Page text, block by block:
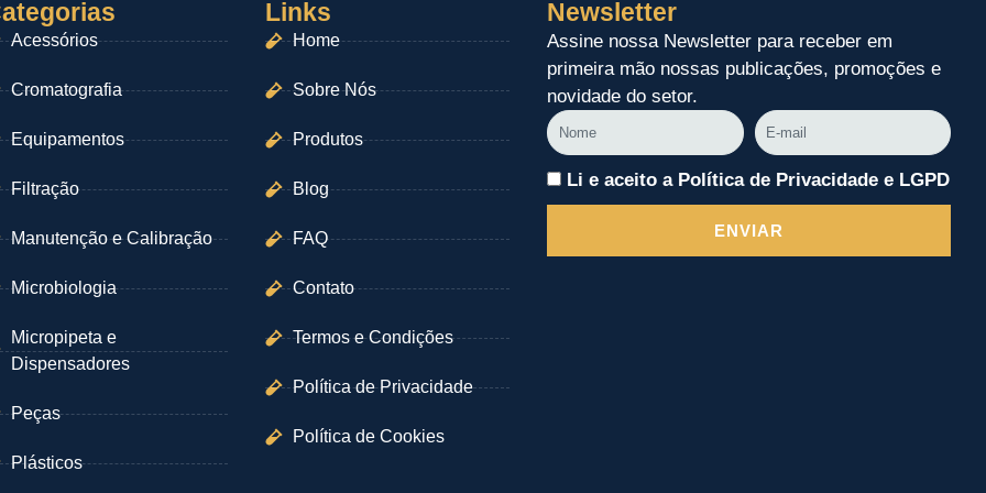
Acessórios
Cromatografia
Equipamentos
Filtração
Manutenção e Calibração
Microbiologia
Micropipeta e
Dispensadores
Peças
Plásticos
Links
Home
Sobre Nós
Produtos
Blog
FAQ
Contato
Termos e Condições
Política de Privacidade
Política de Cookies
Newsletter
Assine nossa Newsletter para receber em
primeira mão nossas publicações, promoções e
novidade do setor.
Nome
E-
mail
Li e aceito a Política de Privacidade e LGPD
ENVIAR